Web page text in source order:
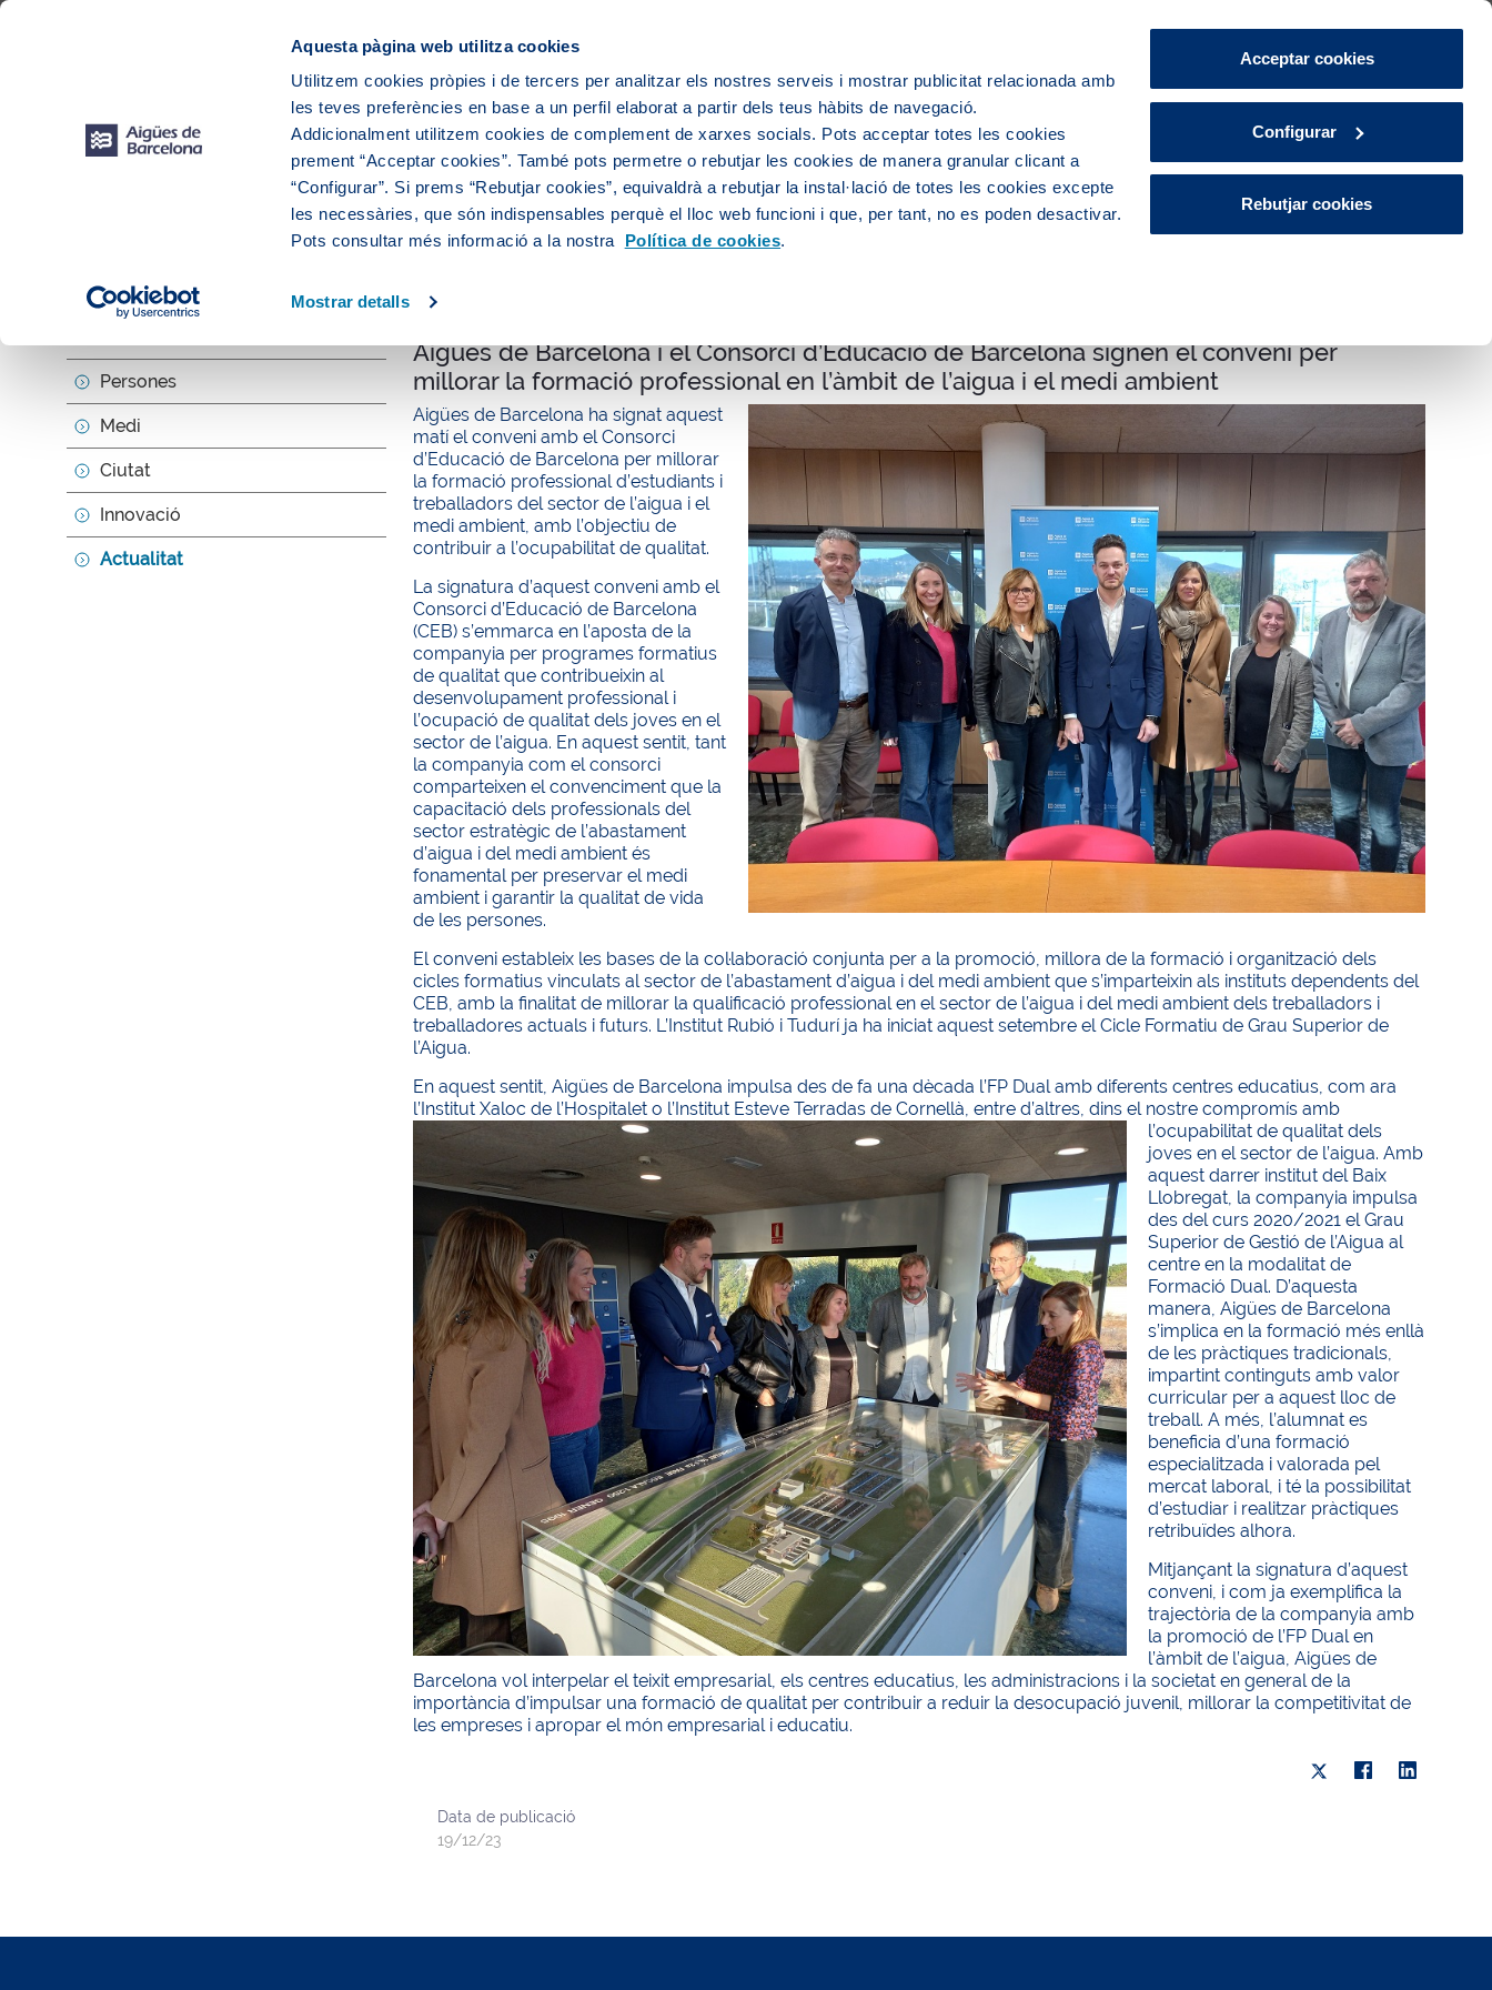
Aquesta pàgina web utilitza cookies
Utilitzem cookies pròpies i de tercers per analitzar els nostres serveis i mostrar publicitat relacionada amb
les teves preferències en base a un perfil elaborat a partir dels teus hàbits de navegació.
Addicionalment utilitzem cookies de complement de xarxes socials. Pots acceptar totes les cookies
prement “Acceptar cookies”. També pots permetre o rebutjar les cookies de manera granular clicant a
“Configurar”. Si prems “Rebutjar cookies”, equivaldrà a rebutjar la instal·lació de totes les cookies excepte
les necessàries, que són indispensables perquè el lloc web funcioni i que, per tant, no es poden desactivar.
Pots consultar més informació a la nostra Política de cookies.
Mostrar detalls
Acceptar cookies
Configurar
Rebutjar cookies
CA ES Àrea de Clients
Sobre nosaltres Persones Medi Ciutat Actualitat
Persones
Medi
Ciutat
Innovació
Actualitat
Actualitat
Aigües de Barcelona i el Consorci d’Educació de Barcelona signen el conveni per
millorar la formació professional en l’àmbit de l’aigua i el medi ambient
Aigües de Barcelona ha signat aquest
matí el conveni amb el Consorci
d’Educació de Barcelona per millorar
la formació professional d’estudiants i
treballadors del sector de l’aigua i el
medi ambient, amb l’objectiu de
contribuir a l’ocupabilitat de qualitat.
La signatura d’aquest conveni amb el
Consorci d’Educació de Barcelona
(CEB) s’emmarca en l’aposta de la
companyia per programes formatius
de qualitat que contribueixin al
desenvolupament professional i
l’ocupació de qualitat dels joves en el
sector de l’aigua. En aquest sentit, tant
la companyia com el consorci
comparteixen el convenciment que la
capacitació dels professionals del
sector estratègic de l’abastament
d’aigua i del medi ambient és
fonamental per preservar el medi
ambient i garantir la qualitat de vida
de les persones.
El conveni estableix les bases de la col·laboració conjunta per a la promoció, millora de la formació i organització dels
cicles formatius vinculats al sector de l’abastament d’aigua i del medi ambient que s’imparteixin als instituts dependents del
CEB, amb la finalitat de millorar la qualificació professional en el sector de l’aigua i del medi ambient dels treballadors i
treballadores actuals i futurs. L’Institut Rubió i Tudurí ja ha iniciat aquest setembre el Cicle Formatiu de Grau Superior de
l’Aigua.
En aquest sentit, Aigües de Barcelona impulsa des de fa una dècada l’FP Dual amb diferents centres educatius, com ara
l’Institut Xaloc de l’Hospitalet o l’Institut Esteve Terradas de Cornellà, entre d’altres, dins el nostre compromís amb
l’ocupabilitat dequalitat dels
joves en el sector de l’aigua. Amb
aquest darrer institut del Baix
Llobregat, la companyia impulsa
des del curs 2020/2021 el Grau
Superior de Gestió de l’Aigua al
centre en la modalitat de
Formació Dual. D’aquesta
manera, Aigües de Barcelona
s’implica en la formació més enllà
de les pràctiques tradicionals,
impartint continguts amb valor
curricular per a aquest lloc de
treball. A més, l’alumnat es
beneficia d’una formació
especialitzada i valorada pel
mercat laboral, i té la possibilitat
d’estudiar i realitzar pràctiques
retribuïdes alhora.
Mitjançant la signatura d’aquest
conveni, i com ja exemplifica la
trajectòria de la companyia amb
la promoció de l’FP Dual en
l’àmbit de l’aigua, Aigües de
Barcelona vol interpelar el teixit empresarial, els centres educatius, les administracions i la societat en general de la
importància d’impulsar una formació de qualitat per contribuir a reduir la desocupació juvenil, millorar la competitivitat de
les empreses i apropar el món empresarial i educatiu.
Data de publicació
19/12/23